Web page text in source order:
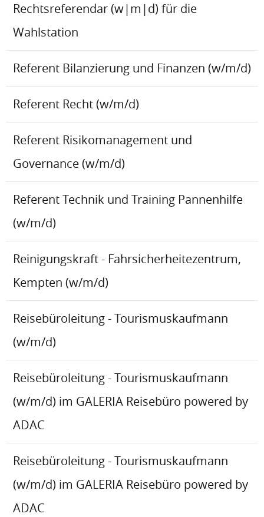
Rechtsreferendar (w|m|d) für die
Wahlstation
Referent Bilanzierung und Finanzen (w/m/d)
Referent Recht (w/m/d)
Referent Risikomanagement und
Governance (w/m/d)
Referent Technik und Training Pannenhilfe
(w/m/d)
Reinigungskraft - Fahrsicherheitezentrum,
Kempten (w/m/d)
Reisebüroleitung - Tourismuskaufmann
(w/m/d)
Reisebüroleitung - Tourismuskaufmann
(w/m/d) im GALERIA Reisebüro powered by
ADAC
Reisebüroleitung - Tourismuskaufmann
(w/m/d) im GALERIA Reisebüro powered by
ADAC